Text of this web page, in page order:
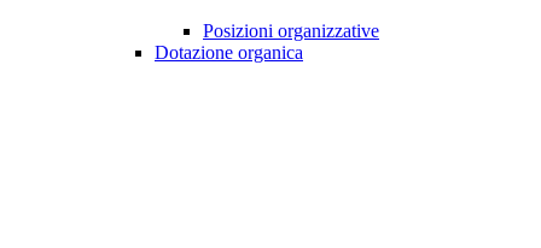
Posizioni organizzative
Dotazione organica